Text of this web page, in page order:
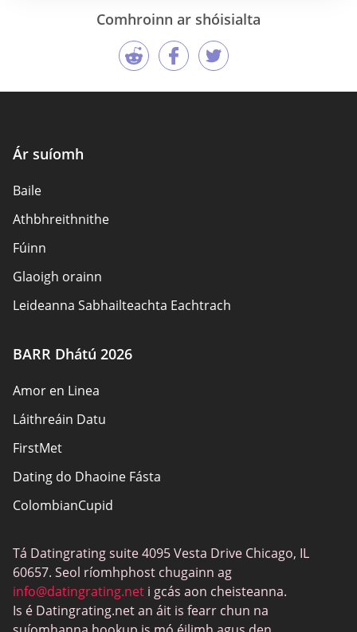
Comhroinn ar shóisialta
Ár suíomh
Baile
Athbhreithnithe
Fúinn
Glaoigh orainn
Leideanna Sabhailteachta Eachtrach
Beartas Príobháideachais
Freagracht
Nochtadh Affiliate
Léarscáil an láithreáin
BARR Dhátú 2026
Amor en Linea
Láithreáin Datu
FirstMet
Dating do Dhaoine Fásta
ColombianCupid
MeetMindful
Dátú BDSM
BBPeopleMeet
Tá Datingrating suite 4095 Vesta Drive Chicago, IL
60657. Seol ríomhphost chugainn ag
info@datingrating.net i gcás aon cheisteanna.
Is é Datingrating.net an áit is fearr chun na